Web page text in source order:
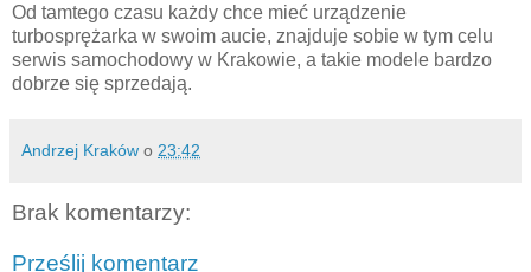
Od tamtego czasu każdy chce mieć urządzenie
turbosprężarka w swoim aucie, znajduje sobie w tym celu
serwis samochodowy w Krakowie, a takie modele bardzo
dobrze się sprzedają.
Andrzej Kraków o 23:42
Brak komentarzy:
Prześlij komentarz